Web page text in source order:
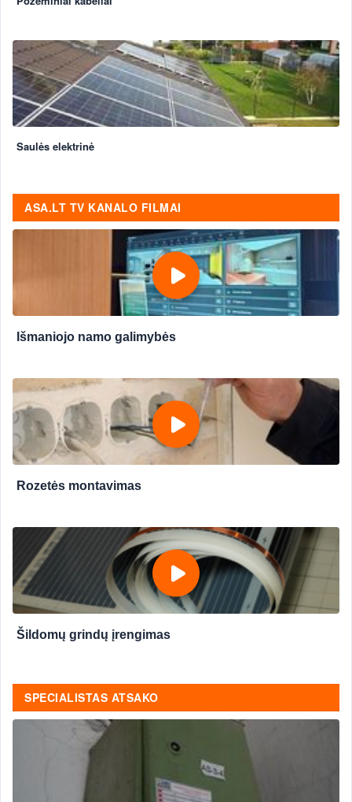
Saulės elektrinė
ASA.LT TV KANALO FILMAI
Išmaniojo namo galimybės
Rozetės montavimas
Šildomų grindų įrengimas
SPECIALISTAS ATSAKO